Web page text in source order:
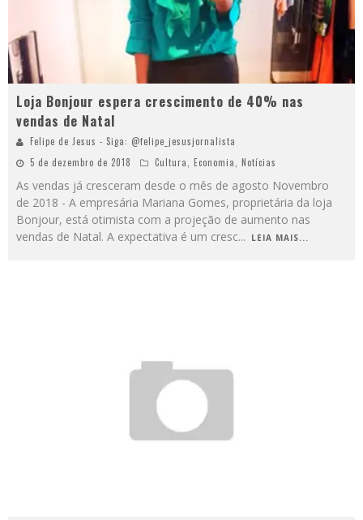
Loja Bonjour espera crescimento de 40% nas
vendas de Natal
Felipe de Jesus - Siga: @felipe_jesusjornalista
5 de dezembro de 2018
Cultura, Economia, Notícias
As vendas já cresceram desde o mês de agosto Novembro
de 2018 - A empresária Mariana Gomes, proprietária da loja
Bonjour, está otimista com a projeção de aumento nas
vendas de Natal. A expectativa é um cresc... LEIA MAIS...